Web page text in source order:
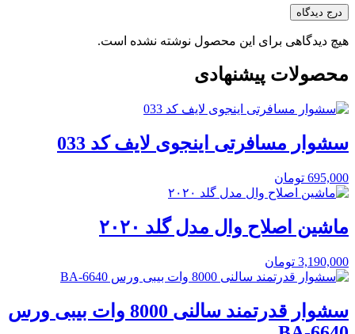
درج دیدگاه
هیچ دیدگاهی برای این محصول نوشته نشده است.
محصولات پیشنهادی
سشوار مسافرتی اینجوی لایف کد 033
695,000 تومان
ماشین اصلاح وال مدل گلد ۲۰۲۰
3,190,000 تومان
سشوار قدرتمند سالنی 8000 وات بیبی ورس